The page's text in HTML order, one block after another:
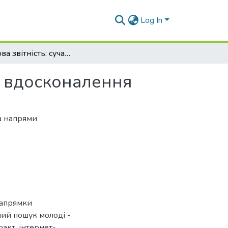
Log In
Податкова звітність: сучасний стан та напрямки вдосконалення
вдосконалення
напрями
пошук молоді -